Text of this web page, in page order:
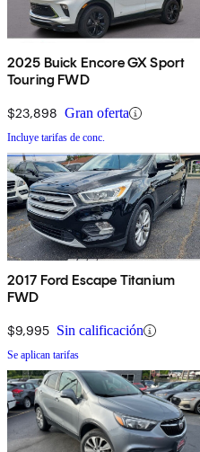
2025 Buick Encore GX Sport
Touring FWD
$23,898 Gran oferta
Incluye tarifas de conc.
2017 Ford Escape Titanium
FWD
$9,995 Sin calificación
Se aplican tarifas